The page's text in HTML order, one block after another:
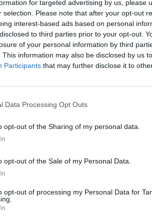
for targeted advertising by us, please
selection. Please note that after your opt-out
interest-based ads based on personal
to third parties prior to your opt-out.
of your personal information by third
This information may also be disclosed by us
Participants that may further disclose it to
Data Processing Opt Outs
opt-out of the Sharing of my personal data.
opt-out of the Sale of my Personal Data.
opt-out of processing my Personal Data for